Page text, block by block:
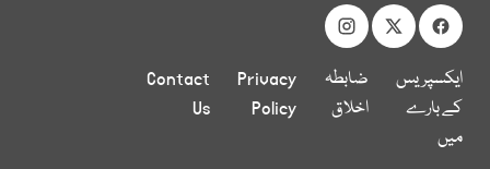
ایکسپریس
کے بارے
میں
ضابطہ
اخلاق
Privacy
Policy
Contact
Us